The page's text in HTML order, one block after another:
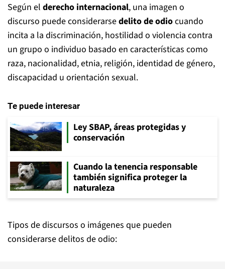
Según el derecho internacional, una imagen o
discurso puede considerarsedelito de odiocuando
incita a la discriminación, hostilidad o violencia contra
un grupo o individuo basado en características como
raza, nacionalidad, etnia, religión, identidad de género,
discapacidad u orientación sexual.
Te puede interesar
Ley SBAP, áreas protegidas y
conservación
Cuando la tenencia responsable
también significa proteger la
naturaleza
Tipos de discursos o imágenes que pueden
considerarse delitos de odio: